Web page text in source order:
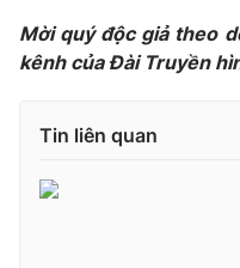
Chất lượng cuộc sống
Tuyển sinh
Học trực tuyến
Công nghệ
Sản phẩm
Thị trường
Lịch phát sóng
Mời quý độc giả theo
kênh của Đài Truyền
Tin liên quan